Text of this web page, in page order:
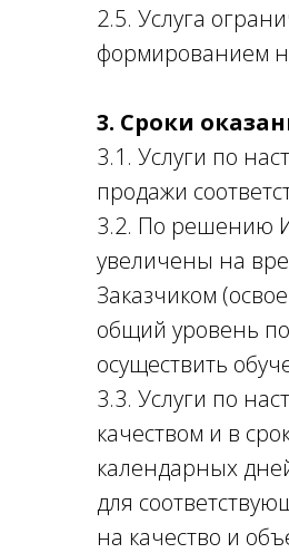
2.5. Услуга
формированием
3. Сроки
3.1. Услуги по
продажи
3.2. По решению
увеличены на
Заказчиком
общий уровень
осуществить
3.3. Услуги по
качеством и в
календарных
для
на качество и